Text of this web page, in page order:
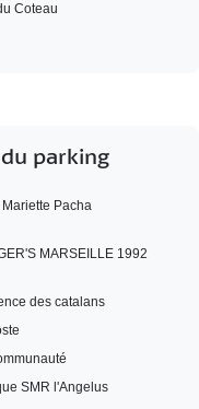
Coteau
parking
Mariette Pacha
MARSEILLE 1992
des catalans
SMR l'Angelus